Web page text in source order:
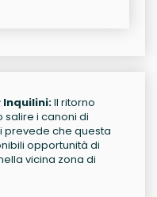
Inquilini:Il ritorno
i canoni di
prevede che questa
opportunità di
vicina zona di